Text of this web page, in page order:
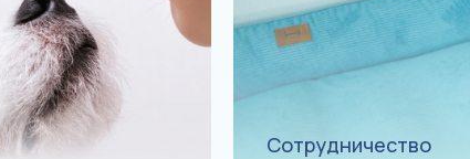
Сотрудничество